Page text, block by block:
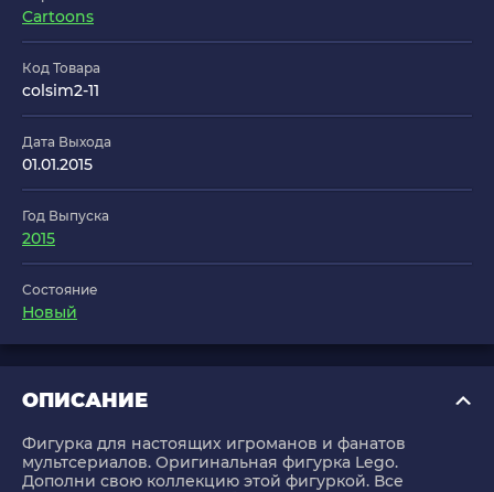
Cartoons
Код Товара
colsim2-11
Дата Выхода
01.01.2015
Год Выпуска
2015
Состояние
Новый
ОПИСАНИЕ
Фигурка для настоящих игроманов и фанатов
мультсериалов. Оригинальная фигурка Lego.
Дополни свою коллекцию этой фигуркой. Все